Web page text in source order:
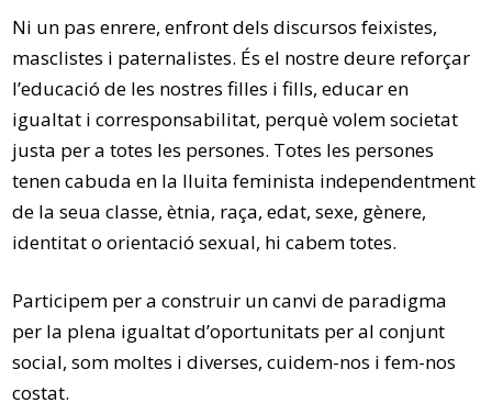
Ni un pas enrere, enfront dels discursos feixistes,
masclistes i paternalistes. És el nostre deure reforçar
l’educació de les nostres filles i fills, educar en
igualtat i corresponsabilitat, perquè volem societat
justa per a totes les persones. Totes les persones
tenen cabuda en la lluita feminista independentment
de la seua classe, ètnia, raça, edat, sexe, gènere,
identitat o orientació sexual, hi cabem totes.
Participem per a construir un canvi de paradigma
per la plena igualtat d’oportunitats per al conjunt
social, som moltes i diverses, cuidem-nos i fem-nos
costat.